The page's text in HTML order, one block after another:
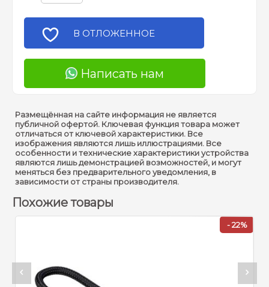
В ОТЛОЖЕННОЕ
Написать нам
Размещённая на сайте информация не является
публичной офертой. Ключевая функция товара может
отличаться от ключевой характеристики. Все
изображения являются лишь иллюстрациями. Все
особенности и технические характеристики устройства
являются лишь демонстрацией возможностей, и могут
меняться без предварительного уведомления, в
зависимости от страны производителя.
Похожие товары
- 22%